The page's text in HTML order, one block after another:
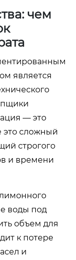
чем
является
— это
это сложный
строгого
и времени
воды под
объем для
к потере
и